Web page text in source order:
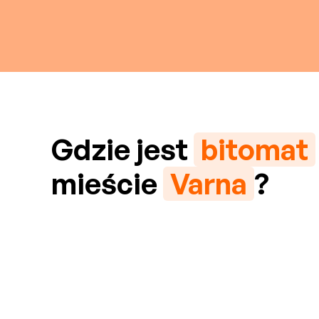
Gdzie jest bitomat
mieście Varna ?